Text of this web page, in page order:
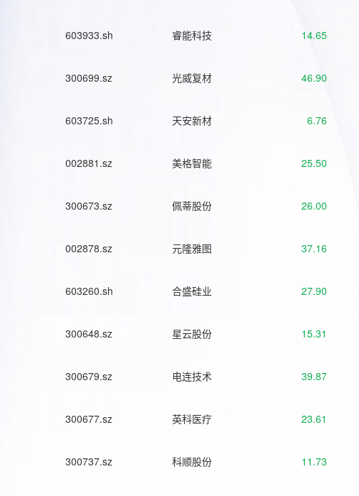
603933.sh 睿能科技 14.65
300699.sz 光威复材 46.90
603725.sh 天安新材 6.76
002881.sz 美格智能 25.50
300673.sz 佩蒂股份 26.00
002878.sz 元隆雅图 37.16
603260.sh 合盛硅业 27.90
300648.sz 星云股份 15.31
300679.sz 电连技术 39.87
300677.sz 英科医疗 23.61
300737.sz 科顺股份 11.73